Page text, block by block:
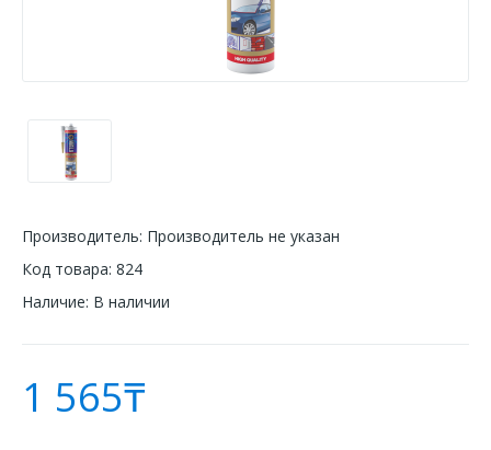
Производитель: Производитель не указан
Код товара: 824
Наличие: В наличии
1 565₸